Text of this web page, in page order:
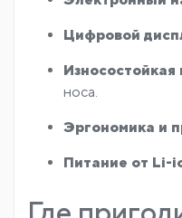
Цифровой
Износостойкая
носа.
Эргономика и
Питание от Li-